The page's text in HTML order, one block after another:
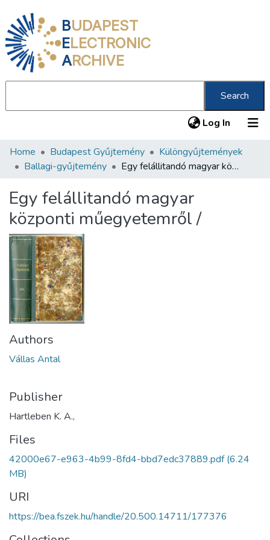
BUDAPEST
ELECTRONIC
ARCHIVE
Search
Log In (current)
Communities & Collections
Statistics
About us
Home Budapest Gyűjtemény
Különgyűjtemények
Ballagi-gyűjtemény
Egy felállitandó magyar központi műegyetemről /
Egy felállitandó magyar
központi műegyetemről /
Authors
Vállas Antal
Publisher
Hartleben K. A.,
Files
42000e67-e963-4b99-8fd4-bbd7edc37889.pdf(6.24
MB)
URI
https://bea.fszek.hu/handle/20.500.14711/177376